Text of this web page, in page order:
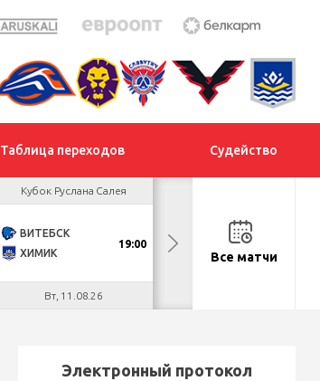
Таблица переходов Судейство
Кубок Руслана Салея
ВИТЕБСК
ХИМИК
19:00
Вт, 11.08.26
ШАХТЕРВсе матчи
Электронный протокол